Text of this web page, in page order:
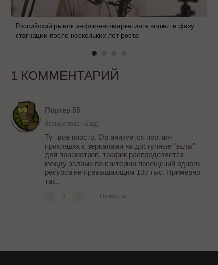
Российский рынок инфлюенс-маркетинга вошел в фазу
стагнации после нескольких лет роста
1 КОММЕНТАРИЙ
Портер 55
больше года назад
Тут все просто. Организуется портал-
прокладка с зеркалами на доступные "залы"
для просмотров, трафик распределяется
между залами по критерию посещений одного
ресурса не превышающим 100 тыс. Примерно
так..
1 Ответить